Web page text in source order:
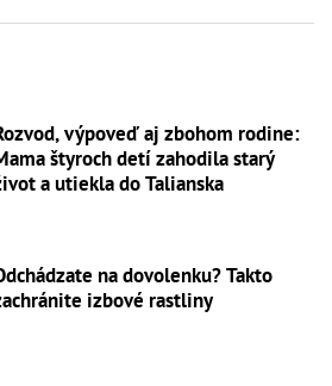
výpoveď aj zbohom rodine:
štyroch detí zahodila starý
a utiekla do Talianska
na dovolenku? Takto
izbové rastliny